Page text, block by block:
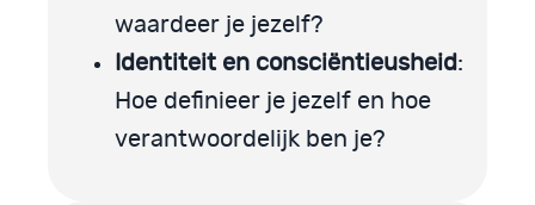
waardeer je jezelf?
Identiteit en consciëntieusheid :
Hoe definieer je jezelf en hoe
verantwoordelijk ben je?